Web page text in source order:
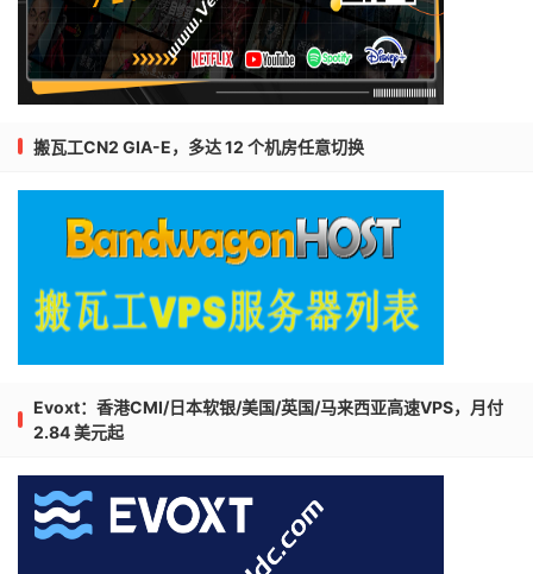
搬瓦工CN2 GIA-E，多达 12 个机房任意切换
Evoxt：香港CMI/日本软银/美国/英国/马来西亚高速VPS，月付
2.84 美元起